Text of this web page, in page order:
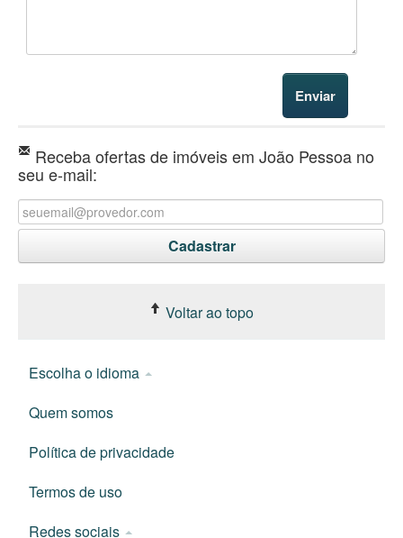
Receba ofertas de imóveis em João Pessoa no
seu e-mail:
Voltar ao topo
Escolha o idioma
Quem somos
Política de privacidade
Termos de uso
Redes sociais